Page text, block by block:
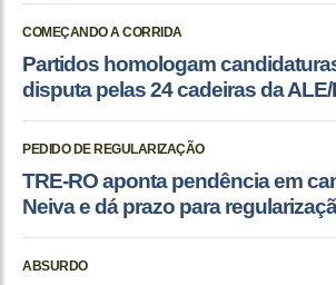
COMEÇANDO A CORRIDA
Partidos homologam
disputa pelas 24 cadeiras da ALE/
PEDIDO DE REGULARIZAÇÃO
TRE-RO aponta pendência em
Neiva e dá prazo para
ABSURDO